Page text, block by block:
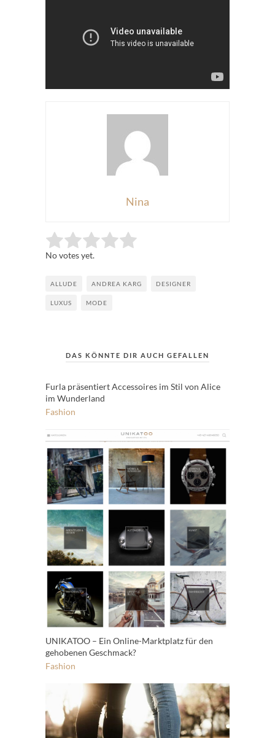
Nina
Rate this item: Submit Rating
No votes yet.
ALLUDE ANDREA KARG DESIGNER
LUXUS MODE
DAS KÖNNTE DIR AUCH GEFALLEN
Furla präsentiert Accessoires im Stil von Alice
im Wunderland
Fashion
UNIKATOO – Ein Online-Marktplatz für den
gehobenen Geschmack?
Fashion